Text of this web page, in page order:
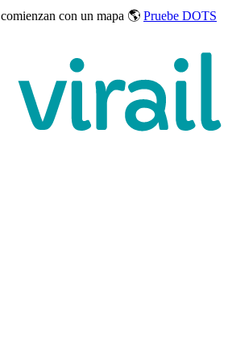
comienzan con un mapa 🌎 Pruebe DOTS